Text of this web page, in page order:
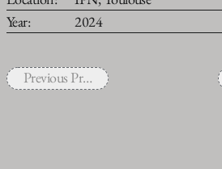
Year:
2024
Previous Project